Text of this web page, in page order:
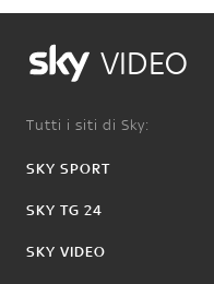
VIDEO
Tutti i siti di Sky:
SKY SPORT
SKY TG 24
SKY VIDEO